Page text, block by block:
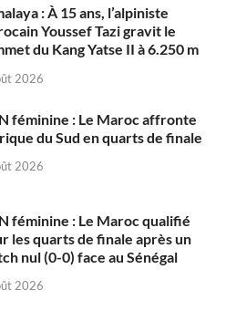
: À 15 ans, l’alpiniste
Youssef Tazi gravit le
du Kang Yatse II à 6.250 m
2026
féminine : Le Maroc affronte
du Sud en quarts de finale
2026
féminine : Le Maroc qualifié
les quarts de finale après un
nul (0-0) face au Sénégal
2026